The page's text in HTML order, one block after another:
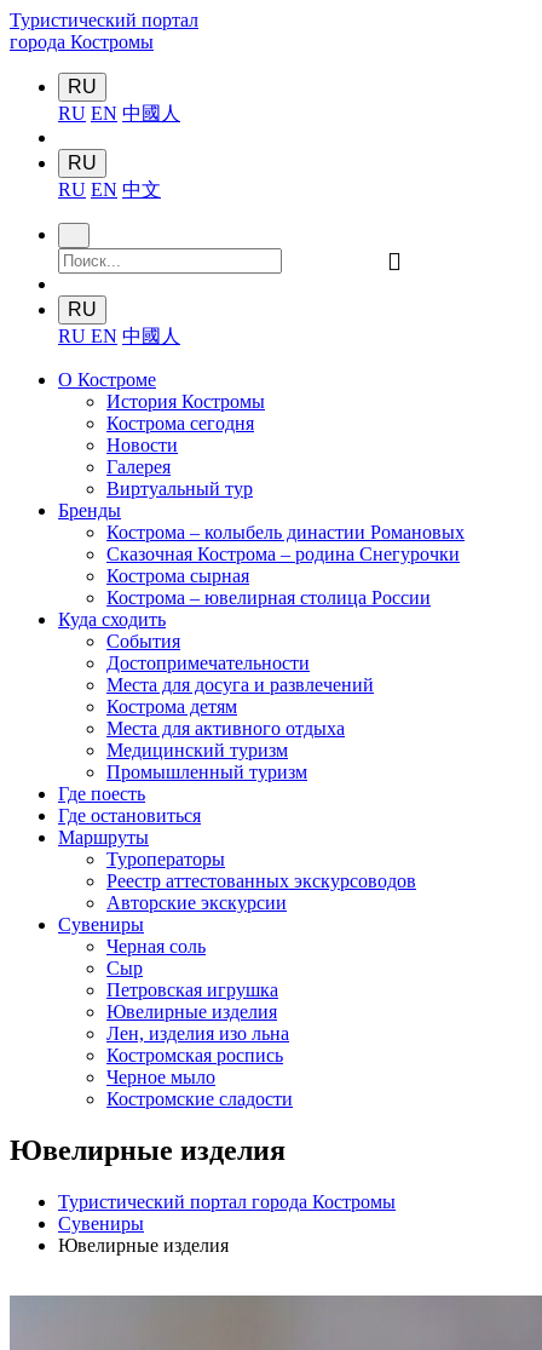
Туристический портал
города Костромы
RU
RU EN 中國人
RU
RU EN 中文
󰍉
RU
RU EN 中國人
О Костроме
История Костромы
Кострома сегодня
Новости
Галерея
Виртуальный тур
Бренды
Кострома – колыбель династии Романовых
Сказочная Кострома – родина Снегурочки
Кострома сырная
Кострома – ювелирная столица России
Куда сходить
События
Достопримечательности
Места для досуга и развлечений
Кострома детям
Места для активного отдыха
Медицинский туризм
Промышленный туризм
Где поесть
Где остановиться
Маршруты
Туроператоры
Реестр аттестованных экскурсоводов
Авторские экскурсии
Сувениры
Черная соль
Сыр
Петровская игрушка
Ювелирные изделия
Лен, изделия изо льна
Костромская роспись
Черное мыло
Костромские сладости
Ювелирные изделия
Туристический портал города Костромы
Сувениры
Ювелирные изделия